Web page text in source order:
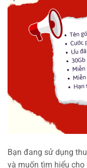
Bạn đang sử dụng
và muốn tìm hiểu